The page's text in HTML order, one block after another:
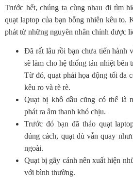
Trước hết, chúng ta cùng nhau đi tìm
quạt laptop của bạn bỗng nhiên kêu
phát từ những nguyên nhân chính được
Đã rất lâu rồi bạn chưa tiến hành
sẽ làm cho hệ thống tản nhiệt bên
Từ đó, quạt phải họa động tối đa
kêu ro và rè rè.
Quạt bị khô dầu cũng có thể là
phát ra âm thanh khó chịu.
Trước đó bạn đã tháo quạt
đúng cách, quạt dù vẫn quay
ngoài.
Quạt bị gãy cánh nên xuất hiện
với bình thường.